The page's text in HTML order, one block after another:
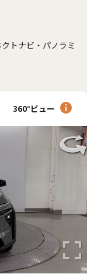
トナビ・パノラミ
360°ビュー